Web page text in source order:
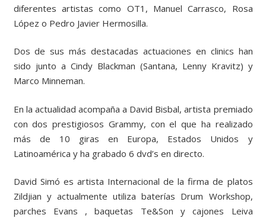
diferentes artistas como OT1, Manuel Carrasco, Rosa
López o Pedro Javier Hermosilla.
Dos de sus más destacadas actuaciones en clinics han
sido junto a Cindy Blackman (Santana, Lenny Kravitz) y
Marco Minneman.
En la actualidad acompaña a David Bisbal, artista premiado
con dos prestigiosos Grammy, con el que ha realizado
más de 10 giras en Europa, Estados Unidos y
Latinoamérica y ha grabado 6 dvd’s en directo.
David Simó es artista Internacional de la firma de platos
Zildjian y actualmente utiliza baterías Drum Workshop,
parches Evans , baquetas Te&Son y cajones Leiva